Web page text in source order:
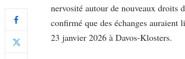
nervosité autour de nouveaux droits
confirmé que des échanges
23 janvier 2026 à Davos-Klosters.